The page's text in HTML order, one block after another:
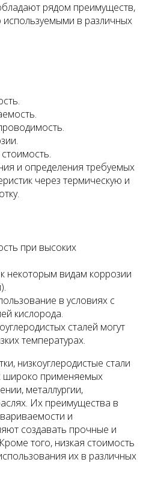
рядом преимуществ,
в различных
и определения требуемых
через термическую и
при высоких
некоторым видам коррозии
в условиях с
кислорода.
сталей могут
температурах.
низкоуглеродистые стали
широко применяемых
металлургии,
Их преимущества в
и
создавать прочные и
того, низкая стоимость
их в различных